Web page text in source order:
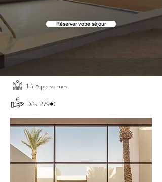
Réserver votre séjour
1 à 5 personnes
Dès 279€